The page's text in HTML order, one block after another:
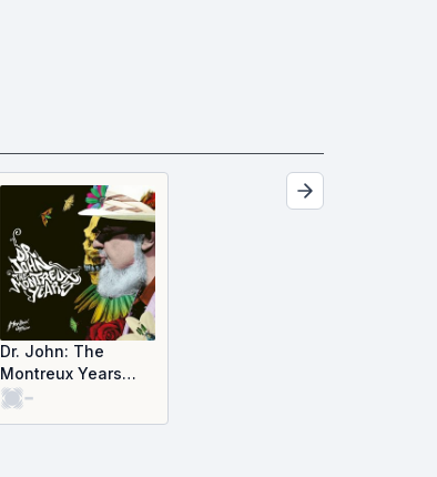
Dr. John: The
Montreux Years
(Live)
-